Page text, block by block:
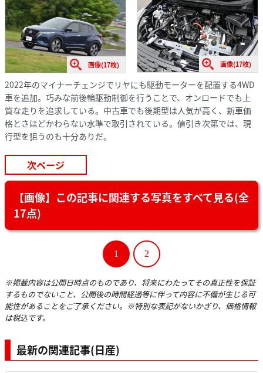
画像(17枚) 画像(17枚)
2022年のマイナーチェンジでリヤにも駆動モーターを配置する4WD
車を追加。巧みな前後輪駆動制御を行うことで、オンロードでも上
質な走りを追求している。中古車でも後期型は人気が高く、新車価
格とさほどかわらない水準で取引されている。値引き次第では、現
行型を狙うのも十分ありだ。
次ページ
【画像】この記事に関連する写真をすべて見る(全
17点)
1 2
※掲載内容は公開日時点のものであり、将来にわたってその真正性を保証
するものでないこと、公開後の時間経過等に伴って内容に不備が生じる可
能性があることをご了承ください。※特別な表記がないかぎり、価格情報
は税込です。
最新の関連記事(日産)